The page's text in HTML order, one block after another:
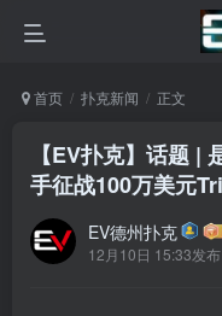
首页 扑克新闻 正文
【EV扑克】话题 |
手征战100万美元
EV德州扑克
12月10日 15:33发布